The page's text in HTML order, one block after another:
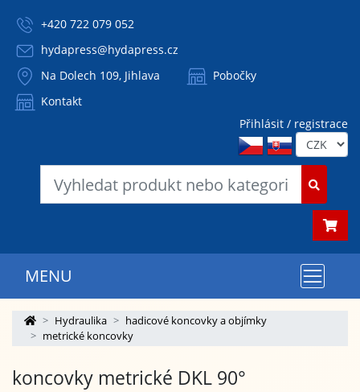
+420 722 079 052
hydapress@hydapress.cz
Na Dolech 109, Jihlava
Pobočky
Kontakt
Přihlásit / registrace
MENU
Hydraulika
hadicové koncovky a objímky
metrické koncovky
koncovky metrické DKL 90°